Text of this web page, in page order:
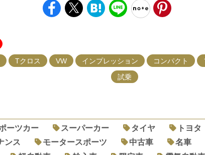
Tクロス VW インプレッション コンパクト
試乗
ーツカー スーパーカー タイヤ トヨタ
ンス モータースポーツ 中古車 名車